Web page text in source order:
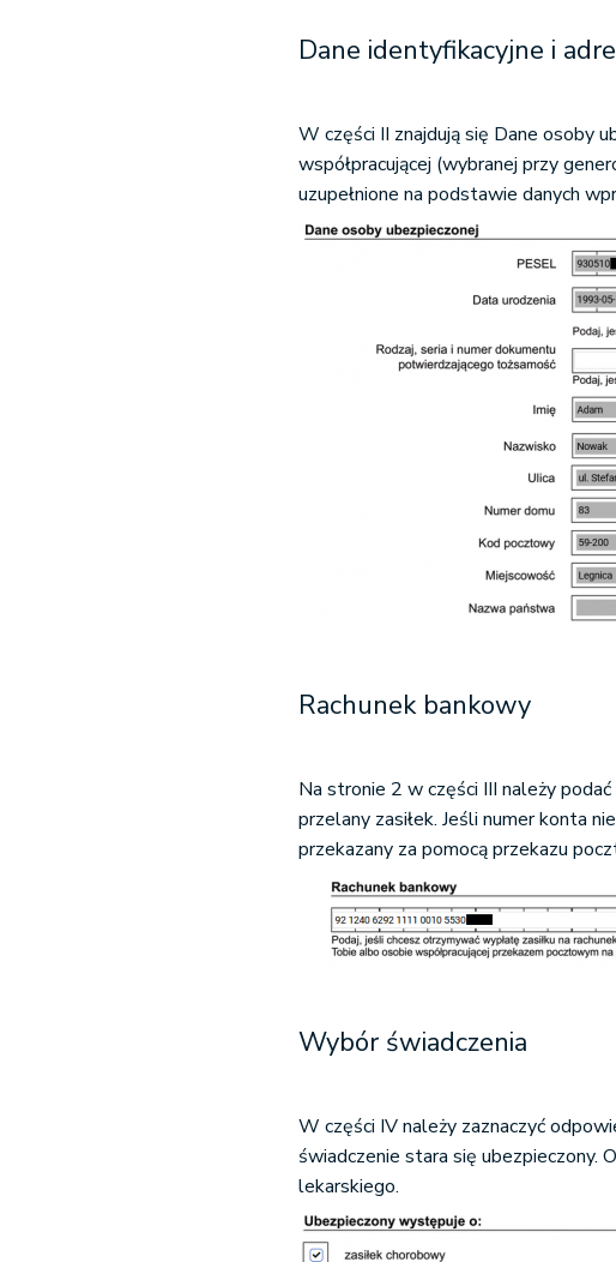
Dane identyfikacyjne i
W części II znajdują się Dane osoby
współpracującej (wybranej przy
uzupełnione na podstawie danych
Rachunek bankowy
Na stronie 2 w części III należy
przelany zasiłek. Jeśli numer konta
przekazany za pomocą przekazu
Wybór świadczenia
W części IV należy zaznaczyć
świadczenie stara się ubezpieczony.
lekarskiego.